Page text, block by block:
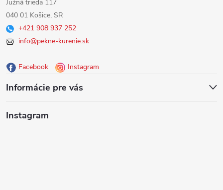
p
ä
e
Južná trieda 117
040 01 Košice, SR
+421 908 937 252
info@pekne-kurenie.sk
Facebook Instagram
Informácie pre vás
Instagram